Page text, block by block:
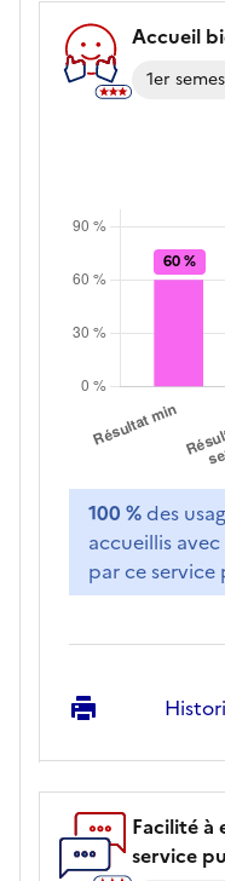
Accueil
1er
100 %des
accueillis
par ce
Imprimer
Facilité à
service